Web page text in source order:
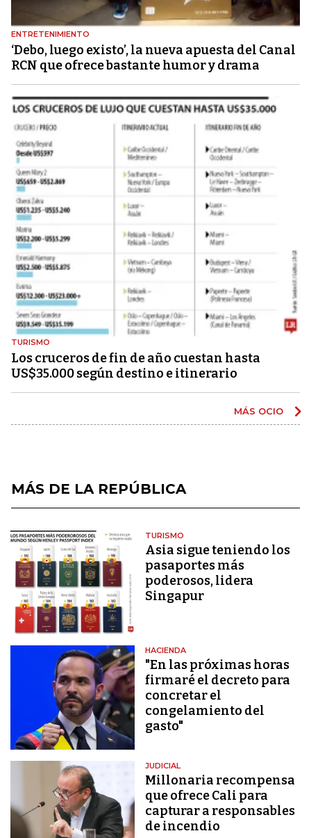
ENTRETENIMIENTO
‘Debo, luego existo’, la nueva apuesta del Canal
RCN que ofrece bastante humor y drama
TURISMO
Los cruceros de fin de año cuestan hasta
US$35.000 según destino e itinerario
MÁS OCIO
MÁS DE LA REPÚBLICA
TURISMO
Asia sigue teniendo los
pasaportes más
poderosos, lidera
Singapur
HACIENDA
"En las próximas horas
firmaré el decreto para
concretar el
congelamiento del
gasto"
JUDICIAL
Millonaria recompensa
que ofrece Cali para
capturar a responsables
de incendio